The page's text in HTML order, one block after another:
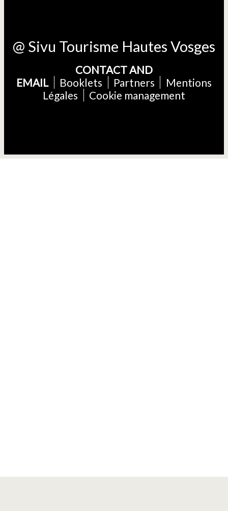
@ Sivu Tourisme Hautes Vosges
CONTACT AND
EMAIL
Booklets Partners
Mentions
Légales
Cookie management